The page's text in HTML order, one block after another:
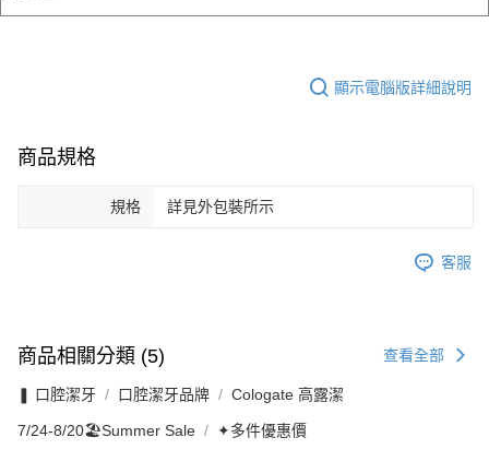
顯示電腦版詳細說明
商品規格
規格 詳見外包裝所示
客服
商品相關分類 (5) 查看全部
❚ 口腔潔牙 口腔潔牙品牌 Cologate 高露潔
7/24-8/20🏖️Summer Sale ✦多件優惠價